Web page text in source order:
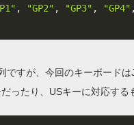
, "GP2" , "GP3" , "GP4" ,
ですが、今回のキーボード
ったり、USキーに対応する